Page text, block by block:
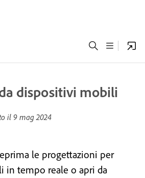
dispositivi mobili
il 9 mag 2024
le progettazioni per
in tempo reale o apri da